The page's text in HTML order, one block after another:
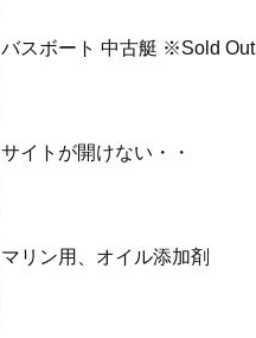
バスボート 中古艇 ※Sold Out
サイトが開けない・・
マリン用、オイル添加剤